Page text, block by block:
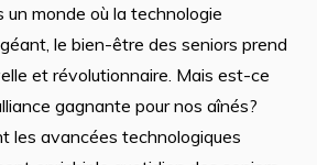
un monde où la technologie
le bien-être des seniors prend
et révolutionnaire. Mais est-ce
gagnante pour nos aînés?
les avancées technologiques